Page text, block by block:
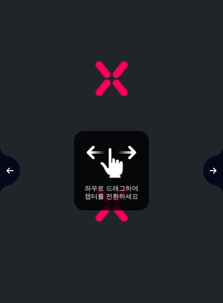
좌우로 드래그하여
챕터를 전환하세요